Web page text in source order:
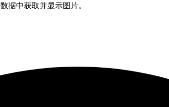
据中获取并显示图片。